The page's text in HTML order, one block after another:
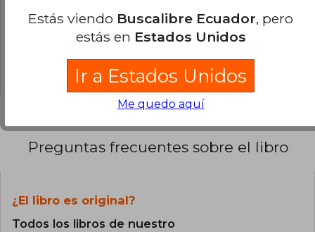
0% (0)
0% (0)
Preguntas frecuentes sobre el libro
¿El libro es original?
Todos los libros de nuestro
Estás viendo Buscalibre Ecuador, pero
estás en Estados Unidos
Ir a Estados Unidos
Me quedo aquí